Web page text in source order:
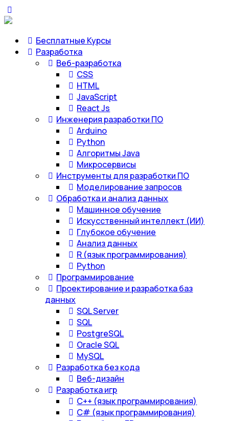
Бесплатные Курсы
Разработка
Веб-разработка
CSS
HTML
JavaScript
React Js
Инженерия разработки ПО
Arduino
Python
Алгоритмы Java
Микросервисы
Инструменты для разработки ПО
Моделирование запросов
Обработка и анализ данных
Машинное обучение
Искусственный интеллект (ИИ)
Глубокое обучение
Анализ данных
R (язык программирования)
Python
Программирование
Проектирование и разработка баз
данных
SQL Server
SQL
PostgreSQL
Oracle SQL
MySQL
Разработка без кода
Веб-дизайн
Разработка игр
С++ (язык программирования)
С# (язык программирования)